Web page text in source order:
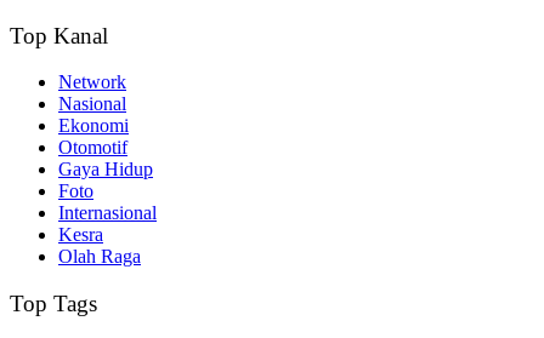
Top Kanal
Network
Nasional
Ekonomi
Otomotif
Gaya Hidup
Foto
Internasional
Kesra
Olah Raga
Top Tags